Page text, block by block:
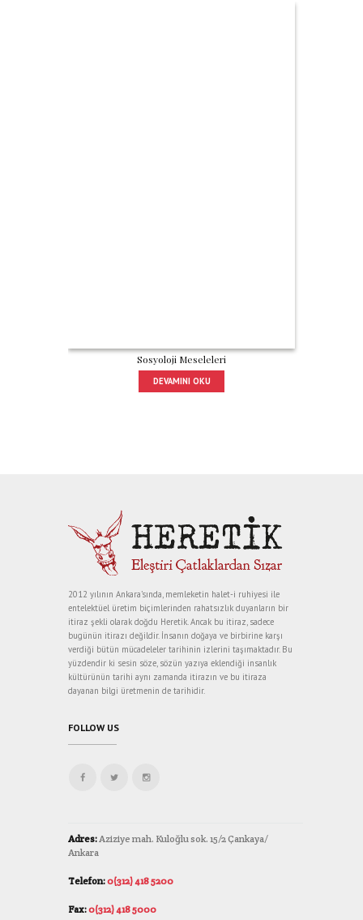
Sosyoloji Meseleleri
DEVAMINI OKU
2012 yılının Ankara’sında, memleketin halet-i ruhiyesi ile
entelektüel üretim biçimlerinden rahatsızlık duyanların bir
itiraz şekli olarak doğdu Heretik. Ancak bu itiraz, sadece
bugünün itirazı değildir. İnsanın doğaya ve birbirine karşı
verdiği bütün mücadeleler tarihinin izlerini taşımaktadır. Bu
yüzdendir ki sesin söze, sözün yazıya eklendiği insanlık
kültürünün tarihi aynı zamanda itirazın ve bu itiraza
dayanan bilgi üretmenin de tarihidir.
FOLLOW US
Adres:Aziziye mah. Kuloğlu sok. 15/2 Çankaya/
Ankara
Telefon:0(312) 418 5200
Fax:0(312) 418 5000